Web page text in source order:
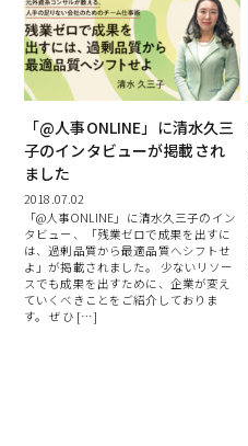
「@人事ONLINE」に清水久三
子のインタビューが掲載され
ました
2018.07.02
「@人事ONLINE」に清水久三子のイン
タビュー、「残業ゼロで成果を出すに
は、過剰品質から最適品質へシフトせ
よ」が掲載されました。 少ないリソー
スでも成果を出すために、企業が変え
ていくべきことをご紹介しておりま
す。 ぜひ […]